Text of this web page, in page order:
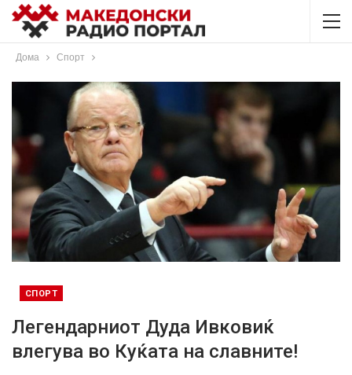
Дома Спорт
СПОРТ
Легендарниот Дуда Ивковиќ
влегува во Куќата на славните!